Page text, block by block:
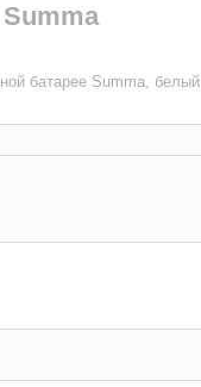
батарее Summa, белый